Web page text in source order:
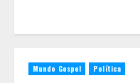
Mundo Gospel Política